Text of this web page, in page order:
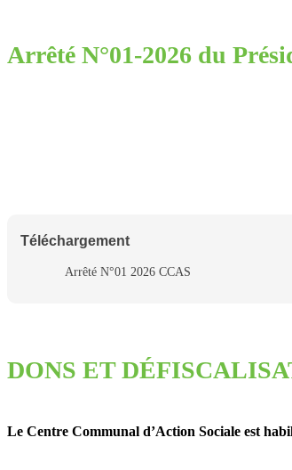
Arrêté N°01-2026 du
Téléchargement
Arrêté N°01 2026 CCAS
DONS ET
Le Centre Communal d’Action Sociale est